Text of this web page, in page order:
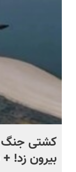
کشتی‌ جنگ
بیرون زد!